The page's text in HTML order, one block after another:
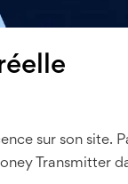
sur son site.
Transmitter